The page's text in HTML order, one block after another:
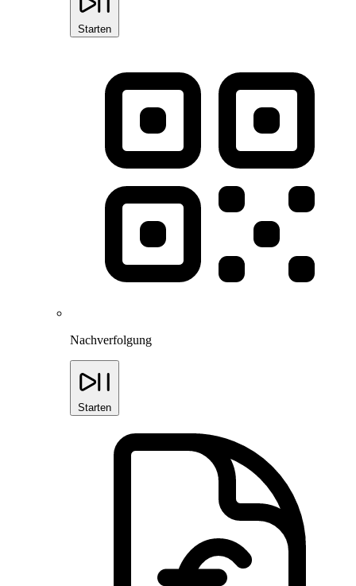
Starten
Nachverfolgung
Starten